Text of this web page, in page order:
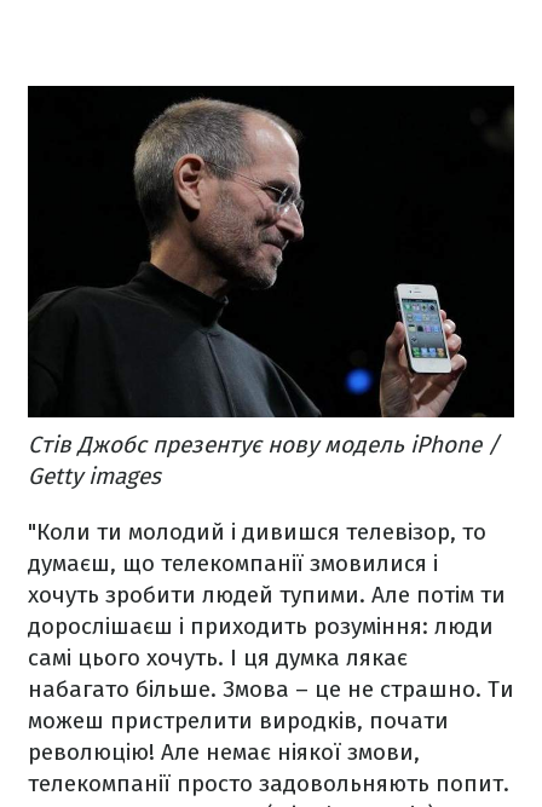
Стів Джобс презентує нову модель iPhone /
Getty images
"Коли ти молодий і дивишся телевізор, то
думаєш, що телекомпанії змовилися і
хочуть зробити людей тупими. Але потім ти
дорослішаєш і приходить розуміння: люди
самі цього хочуть. І ця думка лякає
набагато більше. Змова – це не страшно. Ти
можеш пристрелити виродків, почати
революцію! Але немає ніякої змови,
телекомпанії просто задовольняють попит.